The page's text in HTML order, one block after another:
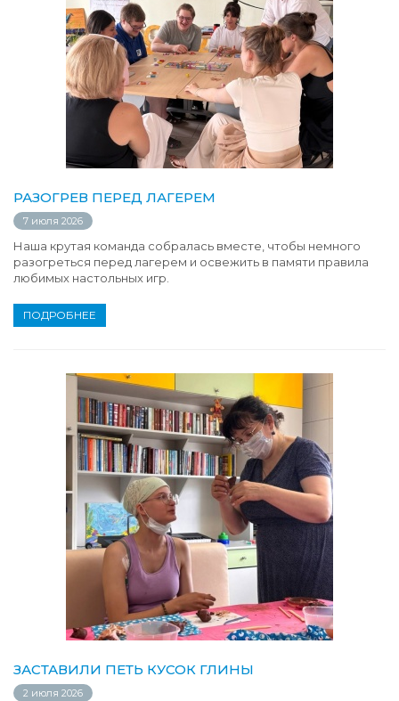
РАЗОГРЕВ ПЕРЕД ЛАГЕРЕМ
7 июля 2026
Наша крутая команда собралась вместе, чтобы немного
разогреться перед лагерем и освежить в памяти правила
любимых настольных игр.
ПОДРОБНЕЕ
ЗАСТАВИЛИ ПЕТЬ КУСОК ГЛИНЫ
2 июля 2026